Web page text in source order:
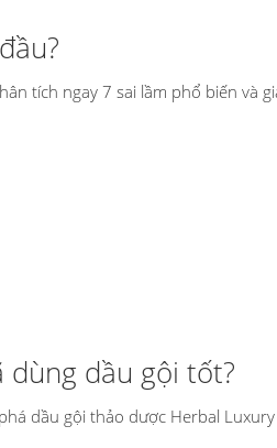
tích ngay 7 sai lầm phổ biến và
dùng dầu gội tốt?
dầu gội thảo dược Herbal